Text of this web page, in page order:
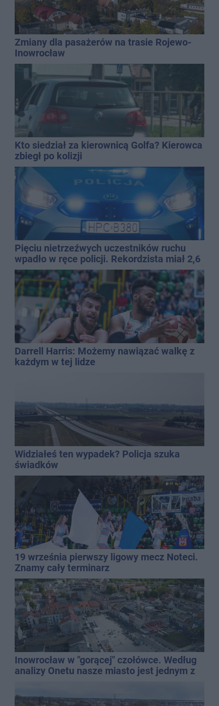
Zmiany dla pasażerów na trasie Rojewo-
Inowrocław
Kto siedział za kierownicą Golfa? Kierowca
zbiegł po kolizji
Pięciu nietrzeźwych uczestników ruchu
wpadło w ręce policji. Rekordzista miał 2,6
promila
Darrell Harris: Możemy nawiązać walkę z
każdym w tej lidze
Widziałeś ten wypadek? Policja szuka
świadków
19 września pierwszy ligowy mecz Noteci.
Znamy cały terminarz
Inowrocław w "gorącej" czołówce. Według
analizy Onetu nasze miasto jest jednym z